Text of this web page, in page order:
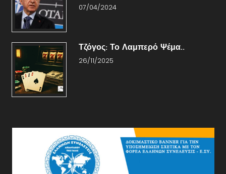
07/04/2024
Τζόγος: Το Λαμπερό Ψέμα..
26/11/2025